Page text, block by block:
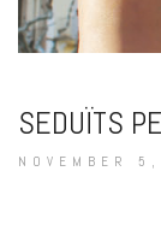
SEDUÏTS
NOVEMBER